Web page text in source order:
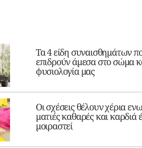
Τα 4 είδη συναισθημάτων
επιδρούν άμεσα στο σώμα
φυσιολογία μας
Οι σχέσεις θέλουν χέρια
ματιές καθαρές και καρδιά
μοιραστεί